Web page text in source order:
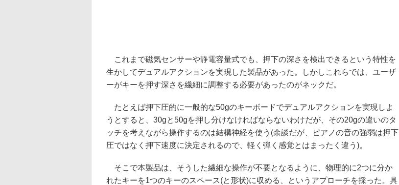
これまで磁気センサーや静電容量式でも、押下の深さを検出できるという特性を
生かしてデュアルアクションを実現した製品があった。しかしこれらでは、ユーザ
ーがキーを押す深さを繊細に調整する必要があったのがネックだ。
たとえば押下圧的に一般的な50gのキーボードでデュアルアクションを実現しよ
うとすると、30gと50gを押し分けなければならないわけだが、その20gの違いのタ
ッチを考えながら操作するのは結構神経を使う(余談だが、ピアノの音の強弱は押下
圧ではなく押下速度に決定されるので、軽く弾く感覚とはまったく違う)。
そこで本製品は、そうした繊細な操作が不要となるように、物理的に2つに分か
れたキーを1つのキーのスペース(と形状)に収める、というアプローチを採った。具